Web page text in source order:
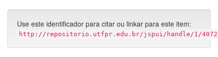
Use este identificador para citar ou linkar para este item:
http://repositorio.utfpr.edu.br/jspui/handle/1/